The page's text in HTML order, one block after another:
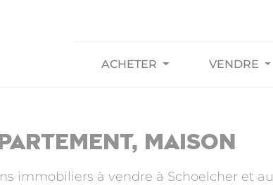
ACHETER VENDRE
maison
immobiliers à vendre à Schoelcher et